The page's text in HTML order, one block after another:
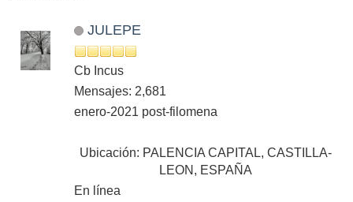
JULEPE
Cb Incus
Mensajes: 2,681
enero-2021 post-filomena
Ubicación: PALENCIA CAPITAL, CASTILLA-
LEON, ESPAÑA
En línea